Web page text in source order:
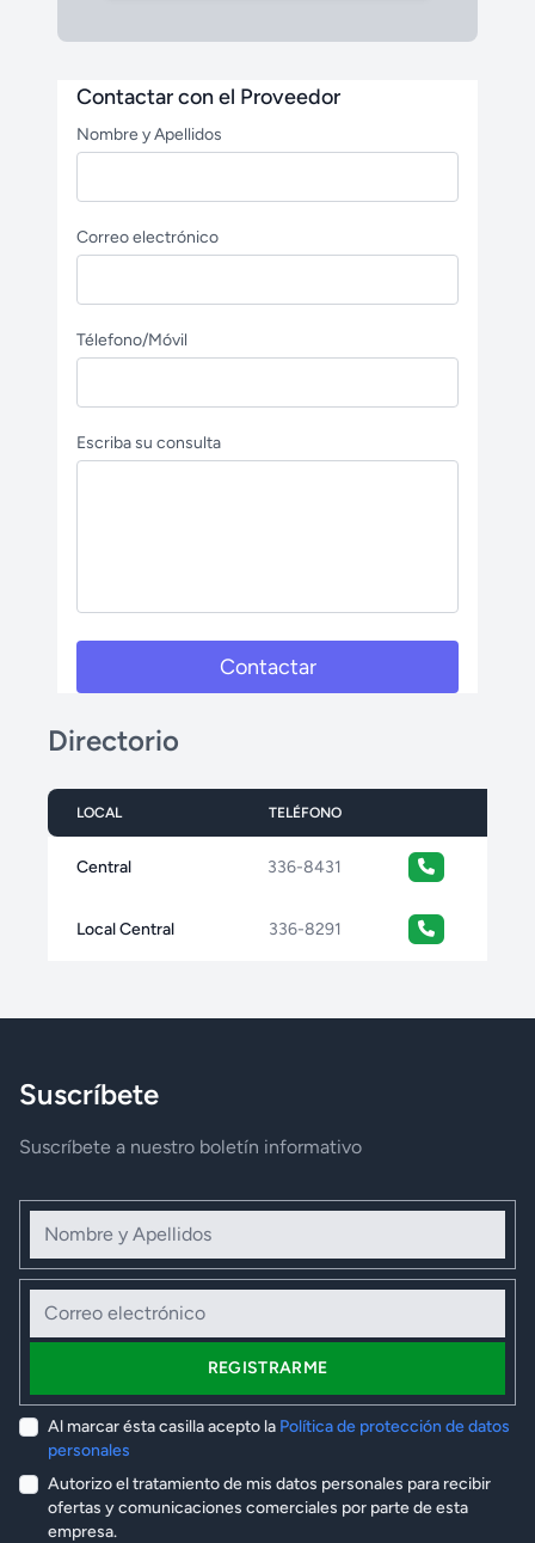
Contactar con el Proveedor
Nombre y Apellidos
Correo electrónico
Télefono/Móvil
Escriba su consulta
Contactar
Directorio
LOCAL TELÉFONO
Central 336-8431
Local Central 336-8291
Suscríbete
Suscríbete a nuestro boletín informativo
Nombre y Apellidos
Correo electrónico
REGISTRARME
Al marcar ésta casilla acepto la Política de protección de datos
personales
Autorizo el tratamiento de mis datos personales para recibir
ofertas y comunicaciones comerciales por parte de esta
empresa.